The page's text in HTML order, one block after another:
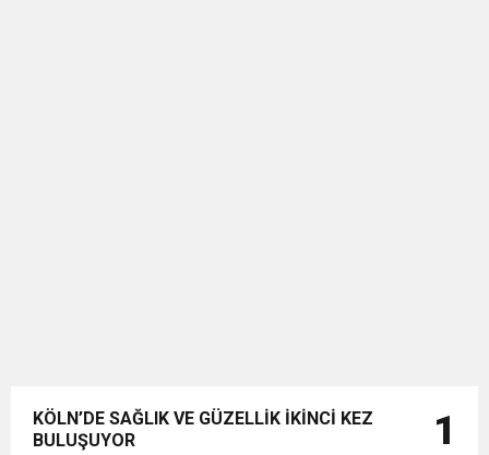
KÖLN’DE SAĞLIK VE GÜZELLİK İKİNCİ KEZ
BULUŞUYOR
1